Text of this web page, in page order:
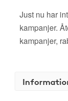
Just nu har
kampanjer.
kampanjer,